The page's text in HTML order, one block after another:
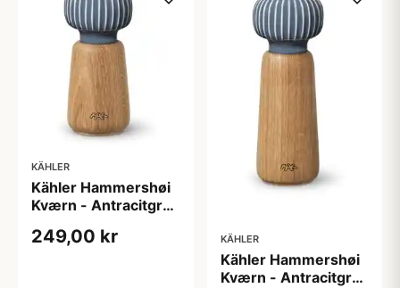
KÄHLER
Kähler Hammershøi
Kværn - Antracitgrå
249,00 kr KÄHLER
Kähler Hammershøi
Kværn - Antracitgrå